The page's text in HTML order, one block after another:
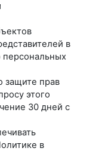
в
персональных
защите прав
этого
30 дней с
в